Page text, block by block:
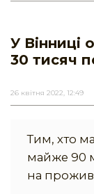
У Вінниці
30 тисяч
26 квітня 2022, 12:49
Тим, хто
майже 90
на